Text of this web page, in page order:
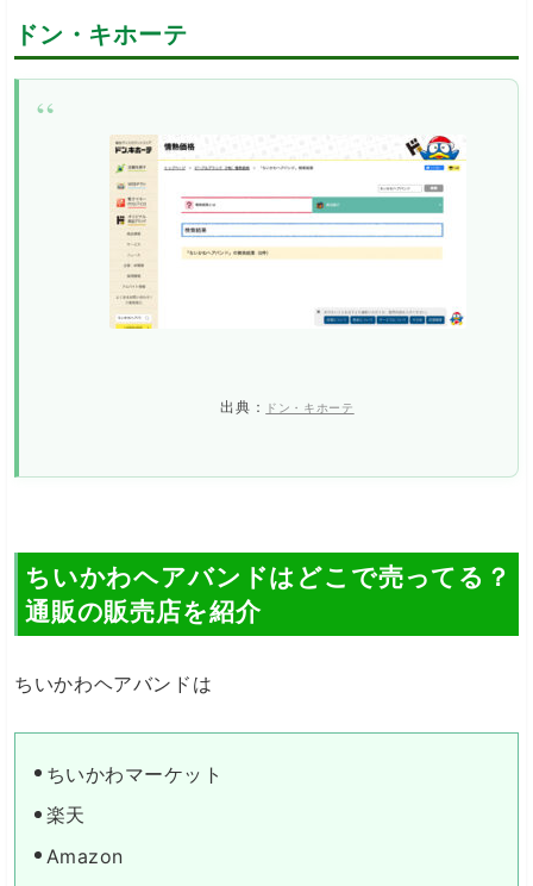
ドン・キホーテ
出典： ドン・キホーテ
ちいかわヘアバンドはどこで売ってる？
通販の販売店を紹介
ちいかわヘアバンドは
ちいかわマーケット
楽天
Amazon